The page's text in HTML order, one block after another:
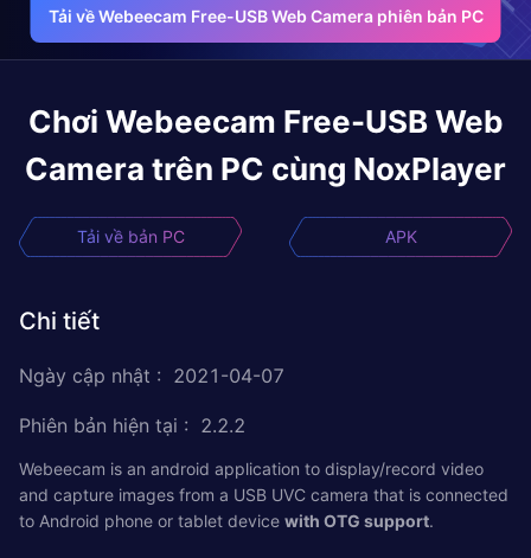
Tải về Webeecam Free-USB Web Camera phiên bản PC
Chơi Webeecam Free-USB Web
Camera trên PC cùng NoxPlayer
Tải về bản PC APK
Chi tiết
Ngày cập nhật : 2021-04-07
Phiên bản hiện tại : 2.2.2
Webeecam is an android application to display/record video
and capture images from a USB UVC camera that is connected
to Android phone or tablet device with OTG support.